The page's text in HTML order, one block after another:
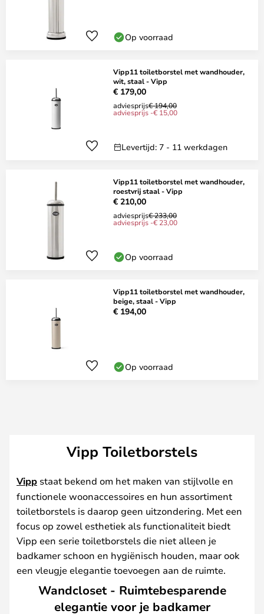
Op voorraad
Vipp11 toiletborstel met wandhouder,
wit, staal - Vipp
€ 179,00
adviesprijs€ 194,00
adviesprijs -€ 15,00
Levertijd: 7 - 11 werkdagen
Vipp11 toiletborstel met wandhouder,
roestvrij staal - Vipp
€ 210,00
adviesprijs€ 233,00
adviesprijs -€ 23,00
Op voorraad
Vipp11 toiletborstel met wandhouder,
beige, staal - Vipp
€ 194,00
Op voorraad
Vipp Toiletborstels
Vipp staat bekend om het maken van stijlvolle en
functionele woonaccessoires en hun assortiment
toiletborstels is daarop geen uitzondering. Met een
focus op zowel esthetiek als functionaliteit biedt
Vipp een serie toiletborstels die niet alleen je
badkamer schoon en hygiënisch houden, maar ook
een vleugje elegantie toevoegen aan de ruimte.
Wandcloset - Ruimtebesparende
elegantie voor je badkamer